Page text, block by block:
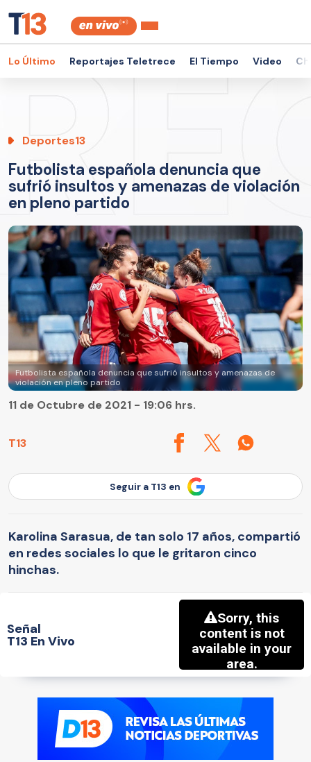
Lo Último Reportajes Teletrece El Tiempo Video
Deportes13
Futbolista española denuncia que
sufrió insultos y amenazas de violación
en pleno partido
Futbolista española denuncia que sufrió insultos y amenazas de
violación en pleno partido
T13
11 de Octubre de 2021 - 19:06 hrs.
Seguir a T13 en
Karolina Sarasua, de tan solo 17 años, compartió
en redes sociales lo que le gritaron cinco
hinchas.
Señal
T13 En Vivo